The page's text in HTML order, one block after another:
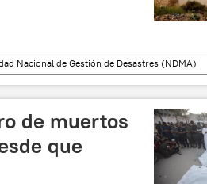
Nacional de Gestión de Desastres (NDMA)
de muertos
que